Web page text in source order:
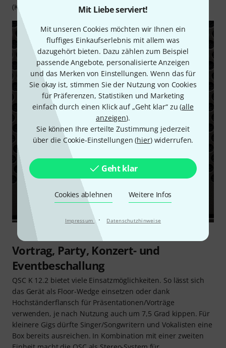
Mit Liebe serviert!
Mit unseren Cookies möchten wir Ihnen ein
fluffiges Einkaufserlebnis mit allem was
dazugehört bieten. Dazu zählen zum Beispiel
passende Angebote, personalisierte Anzeigen
und das Merken von Einstellungen. Wenn das für
Sie okay ist, stimmen Sie der Nutzung von Cookies
für Präferenzen, Statistiken und Marketing
einfach durch einen Klick auf „Geht klar“ zu (alle
anzeigen).
Sie können Ihre erteilte Zustimmung jederzeit
über die Cookie-Einstellungen (hier) widerrufen.
Geht klar
Cookies ablehnen Weitere Infos
Impressum · Datenschutzhinweise
(Kaliforniern) in den USA.
Vortrag, Party, Konzert- und
Eventbeschallung
QSC K 12.2 bietet viele Einsatzmöglichkeiten. So lässt sich
das Gerät als Floor-Wedge einsetzen oder dank
Hochständerflansch für Präsentationen/Vorträge
verwenden, je nach Nutzung auch um 7,5 Grad kippen. Für
kleinere Gigs dürfte Singer/Songwritern und Vokalisten eine
Box bereits ausreichen. In Kombination mit einer zweiten